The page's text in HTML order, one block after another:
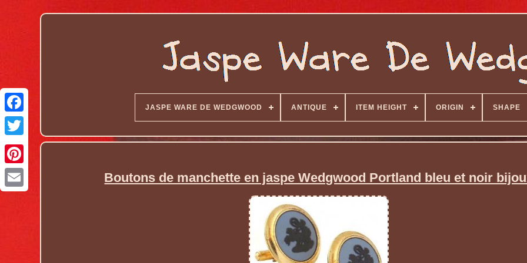
JASPE WARE DE WEDGWOOD ANTIQUE ITEM HEIGHT ORIGIN SHAPE
Boutons de manchette en jaspe Wedgwood Portland bleu et noir